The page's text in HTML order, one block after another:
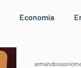
Economía